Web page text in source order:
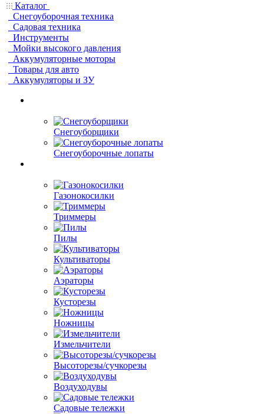
Каталог
Снегоуборочная техника
Садовая техника
Инструменты
Мойки высокого давления
Аккумуляторные моторы
Товары для авто
Аккумуляторы и ЗУ
Снегоуборщики
Снегоуборочные лопаты
Газонокосилки
Триммеры
Пилы
Культиваторы
Аэраторы
Кусторезы
Ножницы
Измельчители
Высоторезы/сучкорезы
Воздуходувы
Садовые тележки